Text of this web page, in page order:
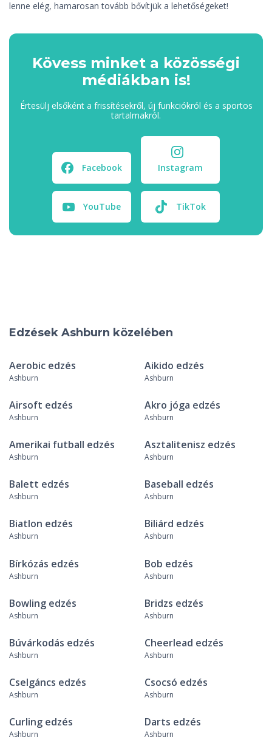
lenne elég, hamarosan tovább bővítjük a lehetőségeket!
Kövess minket a közösségi
médiákban is!
Értesülj elsőként a frissítésekről, új funkciókról és a sportos
tartalmakról.
Facebook Instagram
YouTube TikTok
Edzések Ashburn közelében
Aerobic edzés
Ashburn
Aikido edzés
Ashburn
Airsoft edzés
Ashburn
Akro jóga edzés
Ashburn
Amerikai futball edzés
Ashburn
Asztalitenisz edzés
Ashburn
Balett edzés
Ashburn
Baseball edzés
Ashburn
Biatlon edzés
Ashburn
Biliárd edzés
Ashburn
Bírkózás edzés
Ashburn
Bob edzés
Ashburn
Bowling edzés
Ashburn
Bridzs edzés
Ashburn
Búvárkodás edzés
Ashburn
Cheerlead edzés
Ashburn
Cselgáncs edzés
Ashburn
Csocsó edzés
Ashburn
Curling edzés
Ashburn
Darts edzés
Ashburn